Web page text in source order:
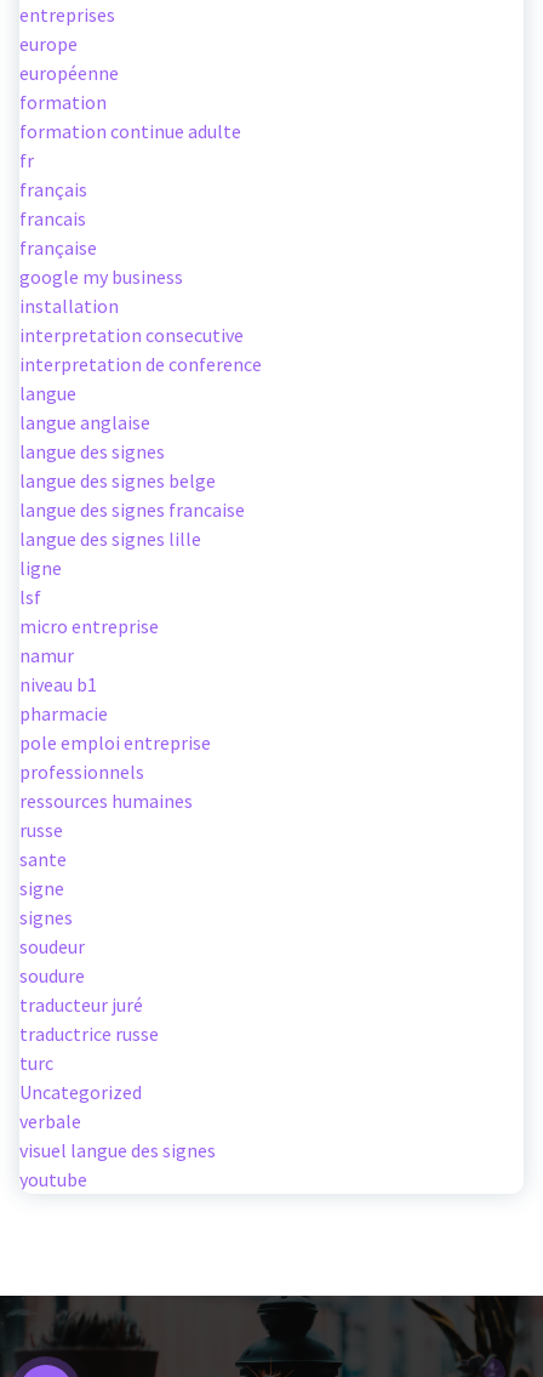
entreprises
europe
européenne
formation
formation continue adulte
fr
français
francais
française
google my business
installation
interpretation consecutive
interpretation de conference
langue
langue anglaise
langue des signes
langue des signes belge
langue des signes francaise
langue des signes lille
ligne
lsf
micro entreprise
namur
niveau b1
pharmacie
pole emploi entreprise
professionnels
ressources humaines
russe
sante
signe
signes
soudeur
soudure
traducteur juré
traductrice russe
turc
Uncategorized
verbale
visuel langue des signes
youtube